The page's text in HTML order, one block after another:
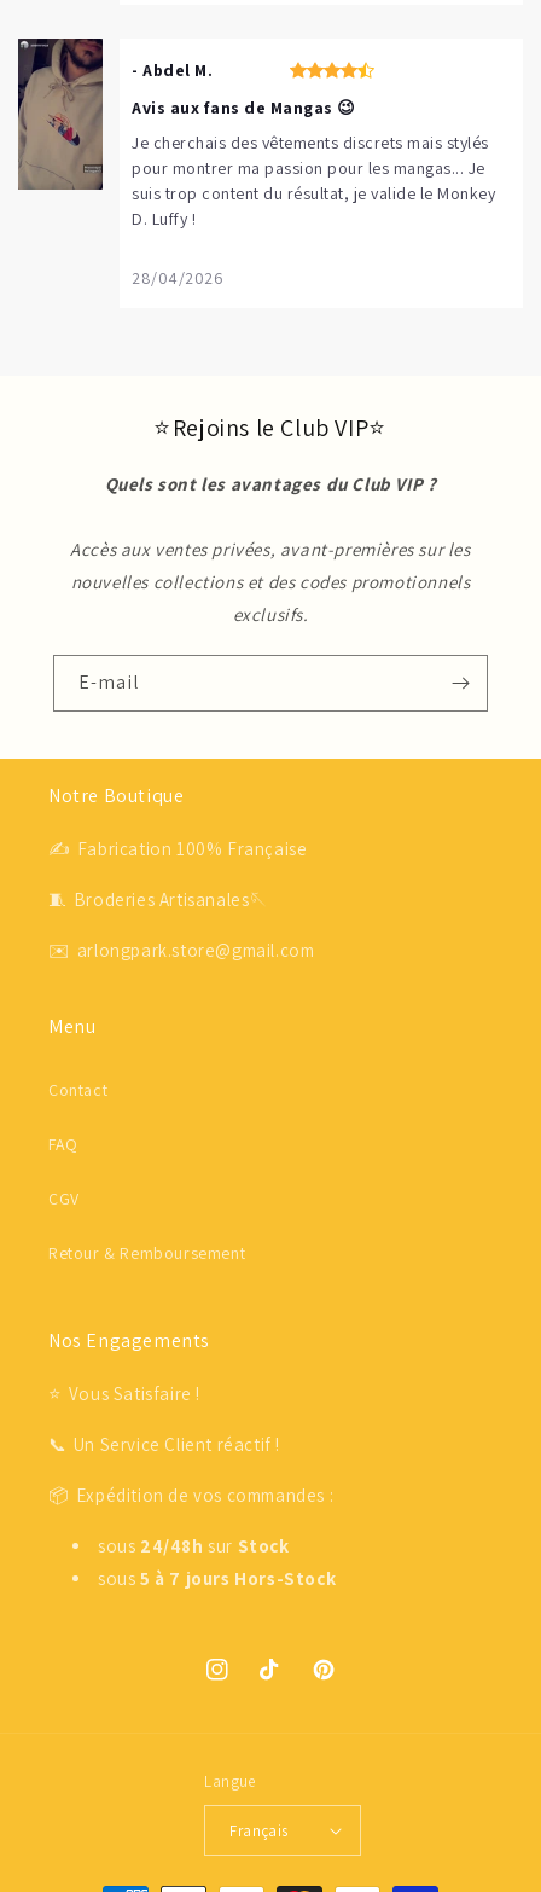
- Abdel M.
Avis aux fans de Mangas 😉
Je cherchais des vêtements discrets mais stylés
pour montrer ma passion pour les mangas... Je
suis trop content du résultat, je valide le Monkey
D. Luffy !
28/04/2026
⭐ Rejoins le Club VIP⭐
Quels sont les avantages du Club VIP ?
Accès aux ventes privées, avant-premières sur les
nouvelles collections et des codes promotionnels
exclusifs.
E-mail
Notre Boutique
✍ Fabrication 100% Française
🧵 Broderies Artisanales🪡
✉️ arlongpark.store@gmail.com
Menu
Contact
FAQ
CGV
Retour & Remboursement
Nos Engagements
⭐ Vous Satisfaire !
📞 Un Service Client réactif !
📦 Expédition de vos commandes :
sous 24/48h sur Stock
sous 5 à 7 jours Hors-Stock
InstagramTikTok Pinterest
Langue
Français